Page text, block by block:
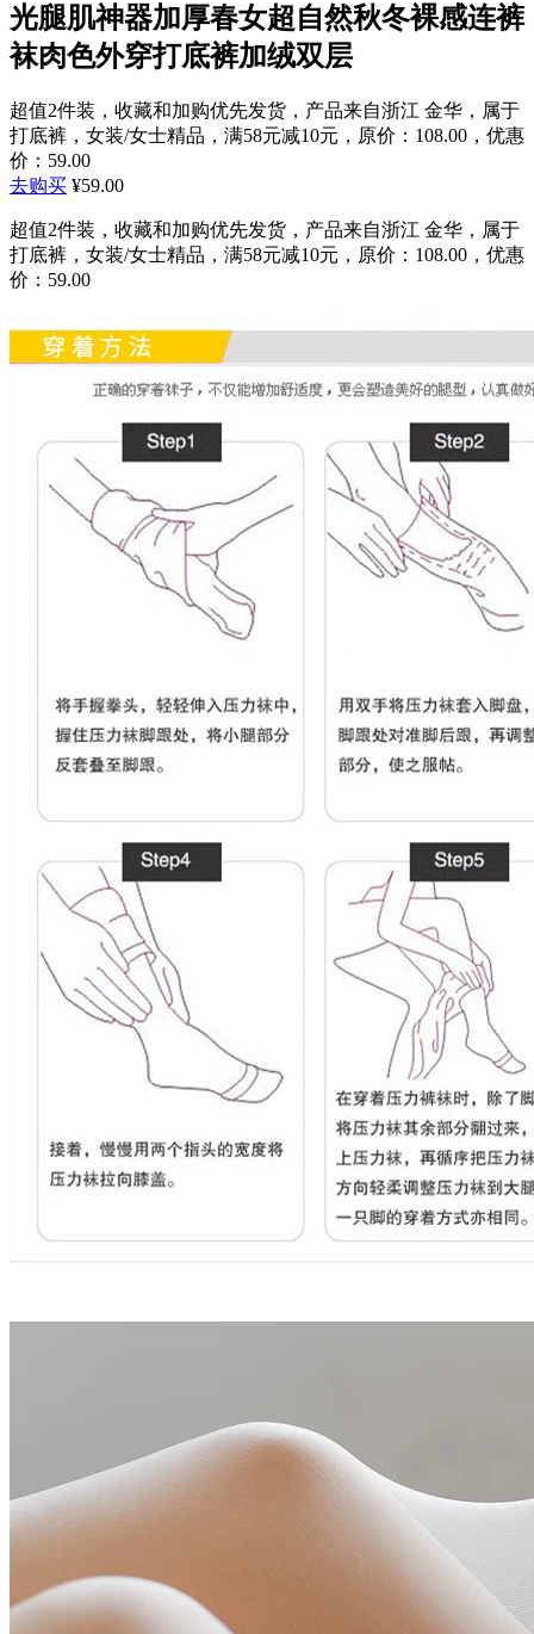
光腿肌神器加厚春女超自然秋冬裸感连裤
袜肉色外穿打底裤加绒双层
超值2件装，收藏和加购优先发货，产品来自浙江 金华，属于
打底裤，女装/女士精品，满58元减10元，原价：108.00，优惠
价：59.00
去购买 ¥59.00
超值2件装，收藏和加购优先发货，产品来自浙江 金华，属于
打底裤，女装/女士精品，满58元减10元，原价：108.00，优惠
价：59.00